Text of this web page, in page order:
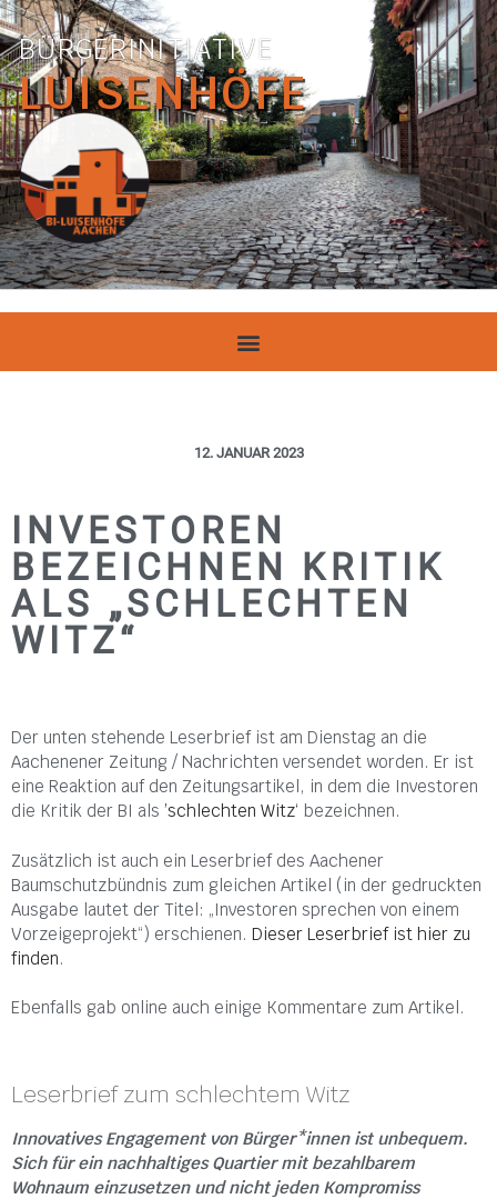
BÜRGERINITIATIVE
LUISENHÖFE
12. JANUAR 2023
INVESTOREN
BEZEICHNEN KRITIK
ALS „SCHLECHTEN
WITZ“
Der unten stehende Leserbrief ist am Dienstag an die
Aachenener Zeitung / Nachrichten versendet worden. Er ist
eine Reaktion auf den Zeitungsartikel, in dem die Investoren
die Kritik der BI als ’schlechten Witz‘ bezeichnen.
Zusätzlich ist auch ein Leserbrief des Aachener
Baumschutzbündnis zum gleichen Artikel (in der gedruckten
Ausgabe lautet der Titel: „Investoren sprechen von einem
Vorzeigeprojekt“) erschienen. Dieser Leserbrief ist hier zu
finden.
Ebenfalls gab online auch einige Kommentare zum Artikel.
Leserbrief zum schlechtem Witz
Innovatives Engagement von Bürger*innen ist unbequem.
Sich für ein nachhaltiges Quartier mit bezahlbarem
Wohnaum einzusetzen und nicht jeden Kompromiss